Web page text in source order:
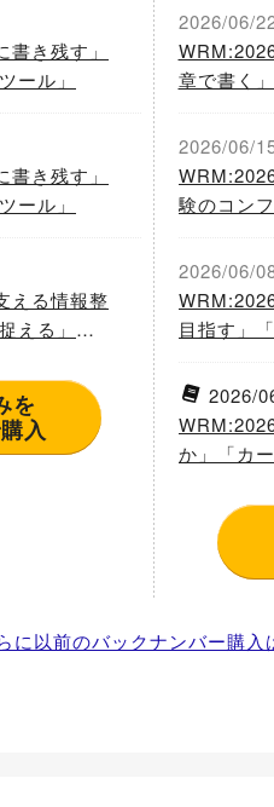
き残す」
ール」
き残す」
ール」
える情報整
える」
を
購入
2026/06/
章で書く
2026/06/
験のコン
2026/06/
目指す」
2026/
か」「カ
に以前のバックナンバー購入